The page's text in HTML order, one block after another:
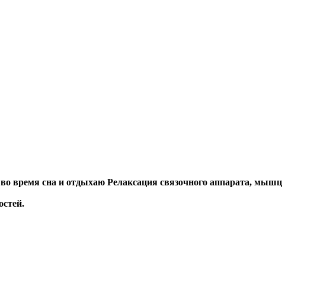
время сна и отдыхаю Релаксация связочного аппарата, мышц